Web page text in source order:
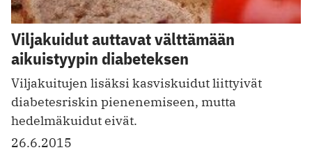
Viljakuidut auttavat välttämään
aikuistyypin diabeteksen
Viljakuitujen lisäksi kasviskuidut liittyivät
diabetesriskin pienenemiseen, mutta
hedelmäkuidut eivät.
26.6.2015